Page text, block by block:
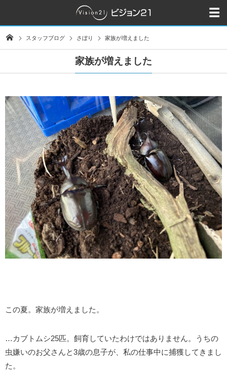
スタッフブログ さぼり 家族が増えました
家族が増えました
この夏。家族が増えました。
…カブトムシ25匹。飼育していたわけではありません。うちの
虫嫌いのお父さんと3歳の息子が、私の仕事中に捕獲してきまし
た。